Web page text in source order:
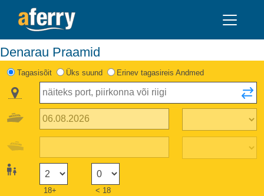
Denarau Praamid
Tagasisõit Üks suund Erinev tagasireis Andmed
18+ < 18